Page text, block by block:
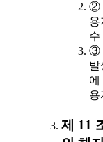
②
용
수
③
발
에
용
제 11